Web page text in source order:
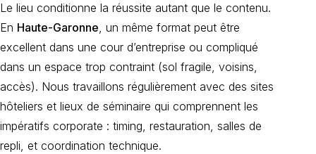
Le lieu conditionne la réussite autant que le contenu.
En Haute-Garonne, un même format peut être
excellent dans une cour d’entreprise ou compliqué
dans un espace trop contraint (sol fragile, voisins,
accès). Nous travaillons régulièrement avec des sites
hôteliers et lieux de séminaire qui comprennent les
impératifs corporate : timing, restauration, salles de
repli, et coordination technique.